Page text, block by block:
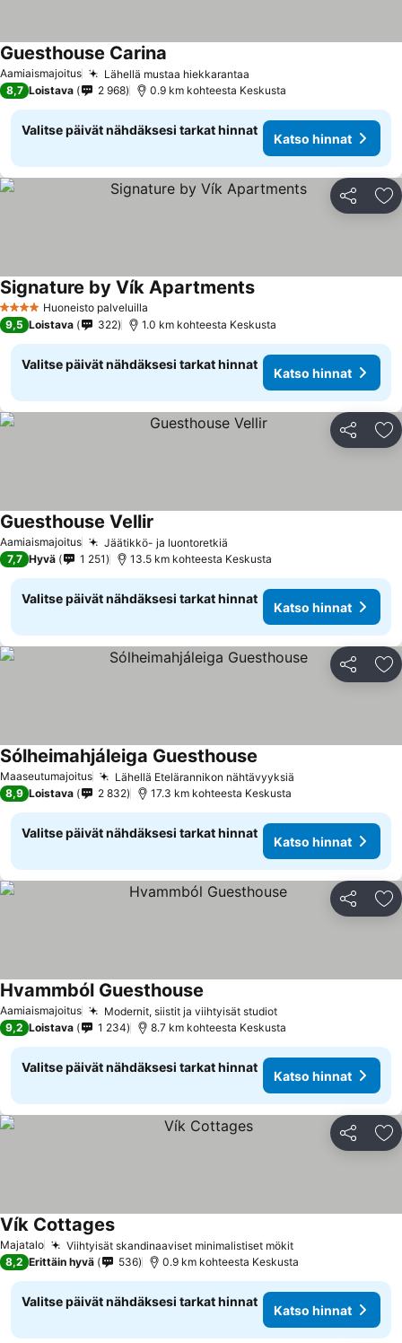
Aamiaismajoitus Lähellä mustaa hiekkarantaa
Guesthouse Carina
8,7 Loistava 2 968 0.9 km kohteesta Keskusta
Valitse päivät nähdäksesi tarkat hinnat
Katso hinnat
Jaa
4 TähtiluokitusHuoneisto palveluilla
Signature by Vík ApartmentsKatso hinnat
9,5 Loistava 322 1.0 km kohteesta Keskusta
Valitse päivät nähdäksesi tarkat hinnat
Katso hinnat
Jaa
Aamiaismajoitus Jäätikkö- ja luontoretkiä
Guesthouse Vellir
7,7 Hyvä 1 251 13.5 km kohteesta Keskusta
Valitse päivät nähdäksesi tarkat hinnat
Katso hinnat
Jaa
Maaseutumajoitus Lähellä Etelärannikon nähtävyyksiä
Sólheimahjáleiga Guesthouse
8,9 Loistava 2 832 17.3 km kohteesta Keskusta
Valitse päivät nähdäksesi tarkat hinnat
Katso hinnat
Jaa
Aamiaismajoitus Modernit, siistit ja viihtyisät studiotKatso hinnat
Hvammból Guesthouse
9,2 Loistava 1 234 8.7 km kohteesta Keskusta
Valitse päivät nähdäksesi tarkat hinnat
Katso hinnat
Jaa
Majatalo Viihtyisät skandinaaviset minimalistiset mökitKatso hinnat
Vík CottagesKatso hinnat
8,2 Erittäin hyvä 536 0.9 km kohteesta Keskusta
Valitse päivät nähdäksesi tarkat hinnat
Katso hinnat